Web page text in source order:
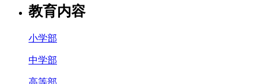
教育内容
小学部
中学部